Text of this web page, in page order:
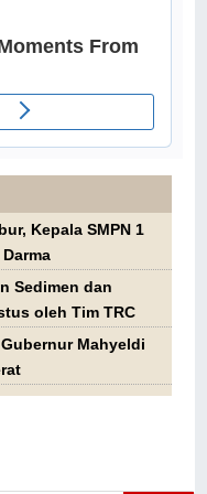
Kepala SMPN 1
Sedimen dan
oleh Tim TRC
Mahyeldi